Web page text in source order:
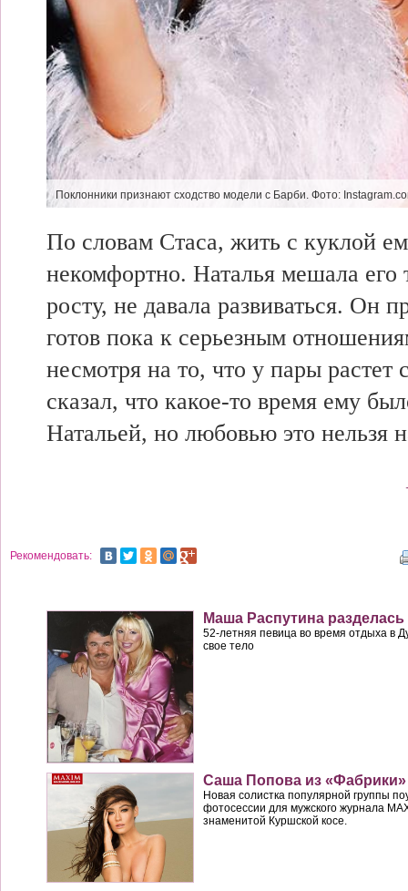
Поклонники признают сходство модели с Барби. Фото:
По словам Стаса, жить с куклой
некомфортно. Наталья мешала его
росту, не давала развиваться. Он
готов пока к серьезным
несмотря на то, что у пары растет
сказал, что какое-то время ему
Натальей, но любовью это нельзя
Рекомендовать:
Маша Распутина разделась
52-летняя певица во время отдыха в
свое тело
Саша Попова из «Фабрики»
Новая солистка популярной группы
фотосессии для мужского журнала
знаменитой Куршской косе.